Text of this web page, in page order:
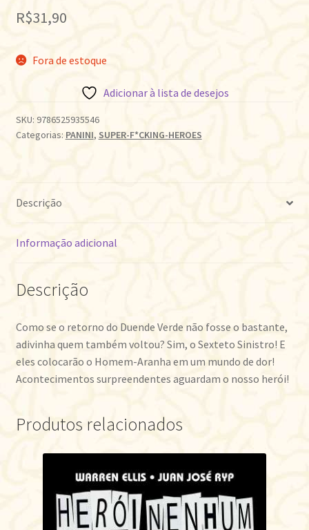
R$31,90
Fora de estoque
Adicionar à lista de desejos
SKU: 9786525935546
Categorias: PANINI, SUPER-F*CKING-HEROES
Descrição
Informação adicional
Descrição
Como se o retorno do Duende Verde não fosse o bastante,
adivinha quem também voltou? Sim, o Sexteto Sinistro! E
eles colocarão o Homem-Aranha em um mundo de dor!
Acontecimentos surpreendentes aguardam o nosso herói!
Produtos relacionados